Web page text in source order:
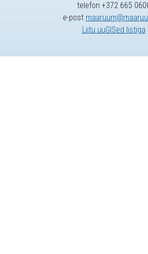
telefon +372 665
e-post
Liitu uuGISed listiga